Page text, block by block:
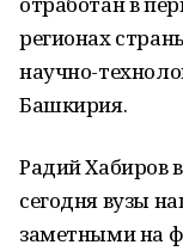
регионах
научно-
Башкирия.
Радий Хабиров
сегодня вузы
заметными на